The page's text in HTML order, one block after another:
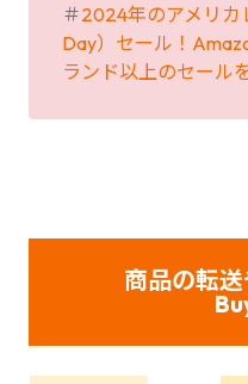
＃2024年のアメリ
Day）セール！
ランド以上のセール
商品の転